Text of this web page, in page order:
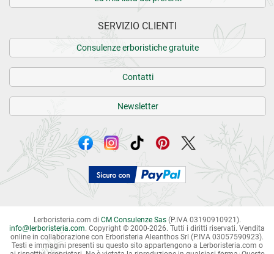
SERVIZIO CLIENTI
Consulenze erboristiche gratuite
Contatti
Newsletter
Lerboristeria.com di CM Consulenze Sas(P.IVA 03190910921).
info@lerboristeria.com. Copyright © 2000-2026. Tutti i diritti riservati. Vendita
online in collaborazione con Erboristeria Aleanthos Srl (P.IVA 03057590923).
Testi e immagini presenti su questo sito appartengono a Lerboristeria.com o